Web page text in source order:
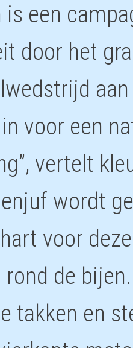
is een
door het
voor een
vertelt
wordt
voor
de
takken en